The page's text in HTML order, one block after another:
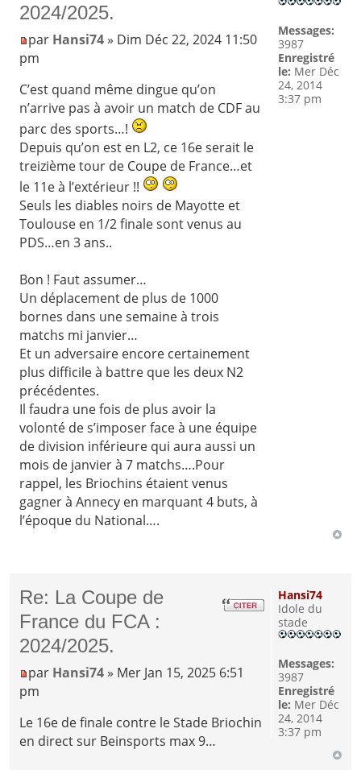
2024/2025.
par Hansi74» Dim Déc 22, 2024 11:50
pm
C’est quand même dingue qu’on
n’arrive pas à avoir un match de CDF au
parc des sports…!
Depuis qu’on est en L2, ce 16e serait le
treizième tour de Coupe de France…et
le 11e à l’extérieur !!
Seuls les diables noirs de Mayotte et
Toulouse en 1/2 finale sont venus au
PDS…en 3 ans..
Bon ! Faut assumer…
Un déplacement de plus de 1000
bornes dans une semaine à trois
matchs mi janvier…
Et un adversaire encore certainement
plus difficile à battre que les deux N2
précédentes.
Il faudra une fois de plus avoir la
volonté de s’imposer face à une équipe
de division inférieure qui aura aussi un
mois de janvier à 7 matchs….Pour
rappel, les Briochins étaient venus
gagner à Annecy en marquant 4 buts, à
l’époque du National….
Messages:
3987
Enregistré
le: Mer Déc
24, 2014
3:37 pm
Re: La Coupe de
France du FCA :
2024/2025.
par Hansi74 » Mer Jan 15, 2025 6:51
pm
Le 16e de finale contre le Stade Briochin
en direct sur Beinsports max 9…
Hansi74
Idole du
stade
Messages:
3987
Enregistré
le: Mer Déc
24, 2014
3:37 pm